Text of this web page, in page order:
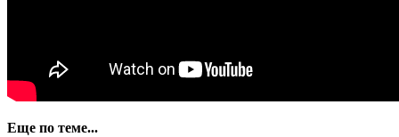
Еще по теме...